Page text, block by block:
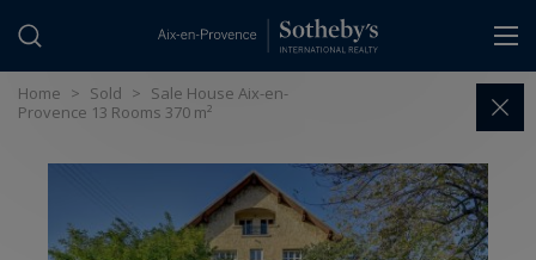
Home > Sold > Sale House Aix-en-
Provence 13 Rooms 370 m²